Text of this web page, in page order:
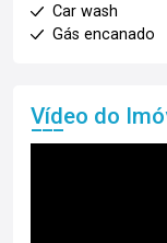
Car wash
Gás encanado
Vídeo do